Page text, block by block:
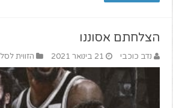
הצלחתם אסוננו
נדב כוכבי 21 בינואר 2021 הזווית לסל